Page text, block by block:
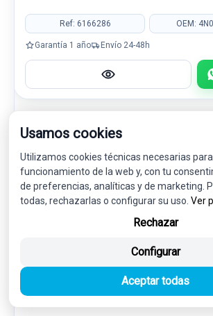
Ref: 6166286 OEM:
Garantía 1 año Envío 24-48h
-5% USADO NOVEDAD
CREMALLERA DIRECCION 4N0501055K
Usamos cookies
Utilizamos cookies técnicas necesarias para
funcionamiento de la web y, con tu
de preferencias, analíticas y de marketing.
todas, rechazarlas o configurar su uso. Ver
Rechazar
Configurar
Aceptar todas